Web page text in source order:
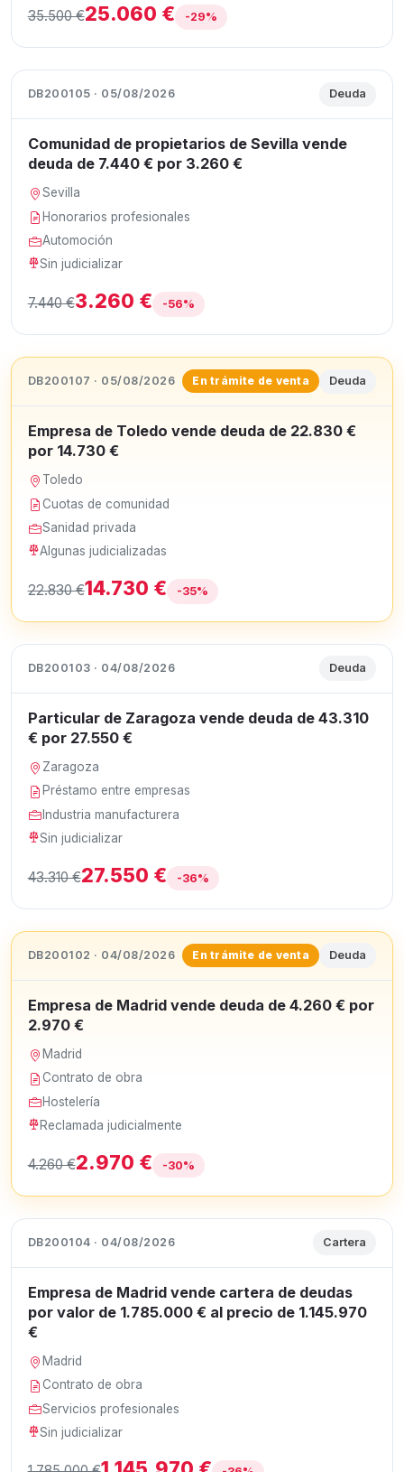
35.500 €25.060 € -29%
DB200105 · 05/08/2026 Deuda
Comunidad de propietarios de Sevilla vende
deuda de 7.440 € por 3.260 €
Sevilla
Honorarios profesionales
Automoción
Sin judicializar
7.440 €3.260 € -56%
DB200107 · 05/08/2026 En trámite de venta Deuda
Empresa de Toledo vende deuda de 22.830 €
por 14.730 €
Toledo
Cuotas de comunidad
Sanidad privada
Algunas judicializadas
22.830 €14.730 € -35%
DB200103 · 04/08/2026 Deuda
Particular de Zaragoza vende deuda de 43.310
€ por 27.550 €
Zaragoza
Préstamo entre empresas
Industria manufacturera
Sin judicializar
43.310 €27.550 € -36%
DB200102 · 04/08/2026 En trámite de venta Deuda
Empresa de Madrid vende deuda de 4.260 € por
2.970 €
Madrid
Contrato de obra
Hostelería
Reclamada judicialmente
4.260 €2.970 € -30%
DB200104 · 04/08/2026 Cartera
Empresa de Madrid vende cartera de deudas
por valor de 1.785.000 € al precio de 1.145.970
€
Madrid
Contrato de obra
Servicios profesionales
Sin judicializar